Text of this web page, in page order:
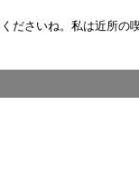
さいね。私は近所